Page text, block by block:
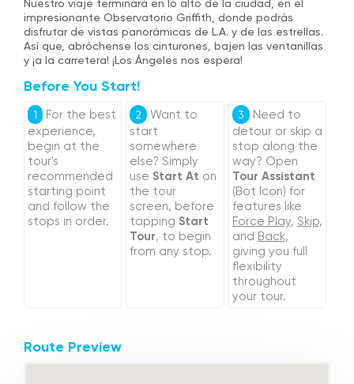
Nuestro viaje terminará en lo alto de la ciudad, en el
impresionante Observatorio Griffith, donde podrás
disfrutar de vistas panorámicas de L.A. y de las estrellas.
Así que, abróchense los cinturones, bajen las ventanillas
y ¡a la carretera! ¡Los Ángeles nos espera!
Before You Start!
1
For the best
experience,
begin at the
tour's
recommended
starting point
and follow the
stops in order.
2
Want to
start
somewhere
else? Simply
useStart At on
the tour
screen, before
tappingStart
Tour, to begin
from any stop.
3 Need to
detour or skip a
stop along the
way? Open
Tour Assistant
(Bot Icon) for
features like
Force Play, Skip,
and Back,
giving you full
flexibility
throughout
your tour.
Route Preview